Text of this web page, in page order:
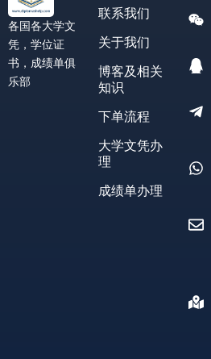
各国各大学文
凭，学位证
书，成绩单俱
乐部
联系我们
关于我们
博客及相关
知识
下单流程
大学文凭办
理
成绩单办理